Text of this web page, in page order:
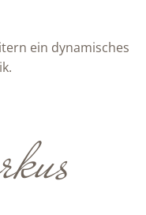
ein dynamisches